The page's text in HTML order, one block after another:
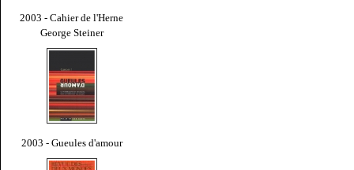
2003 - Cahier de l'Herne
George Steiner
2003 - Gueules d'amour